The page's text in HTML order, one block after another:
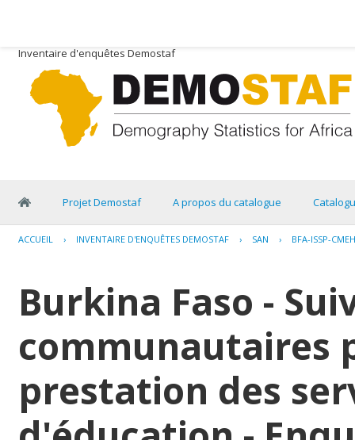
Inventaire d'enquêtes Demostaf
Projet Demostaf A propos du catalogue
ACCUEIL › INVENTAIRE D'ENQUÊTES DEMOSTAF › SAN › BFA-ISSP-
Burkina Faso -
communautaires
prestation des